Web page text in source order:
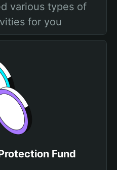
various types of
for you
Fund